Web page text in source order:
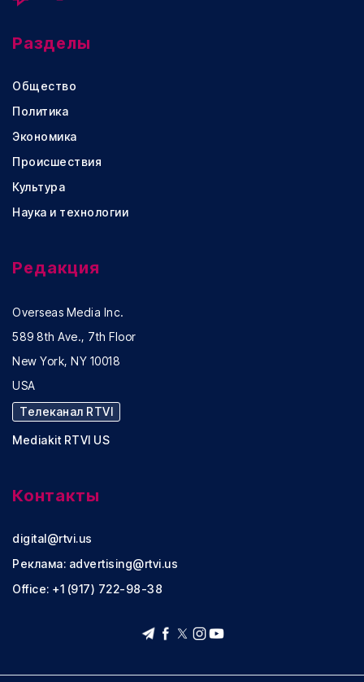
Разделы
Общество
Политика
Экономика
Происшествия
Культура
Наука и технологии
Редакция
Overseas Media Inc.
589 8th Ave., 7th Floor
New York, NY 10018
USA
Телеканал RTVI
Mediakit RTVI US
Контакты
digital@rtvi.us
Реклама: advertising@rtvi.us
Office: +1 (917) 722-98-38